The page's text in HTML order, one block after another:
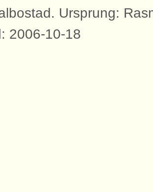
Ursprung:
2006-10-18